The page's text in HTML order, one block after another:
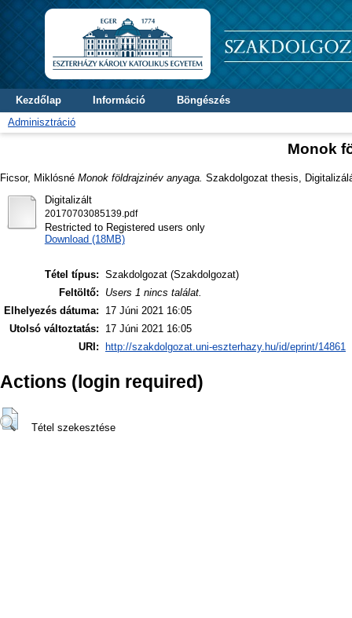
Kezdőlap Információ
Böngészés
Adminisztráció
Monok
Ficsor, Miklósné Monok földrajzinév anyaga. Szakdolgozat thesis,
Digitalizált
20170703085139.pdf
Restricted to Registered users only
Download (18MB)
Tétel típus: Szakdolgozat (Szakdolgozat)
Feltöltő:
Users 1 nincs találat.
Elhelyezés dátuma:
17 Júni 2021 16:05
Utolsó változtatás:
17 Júni 2021 16:05
URI:
http://szakdolgozat.uni-eszterhazy.hu/id/eprint/14861
Actions (login required)
Tétel szekesztése